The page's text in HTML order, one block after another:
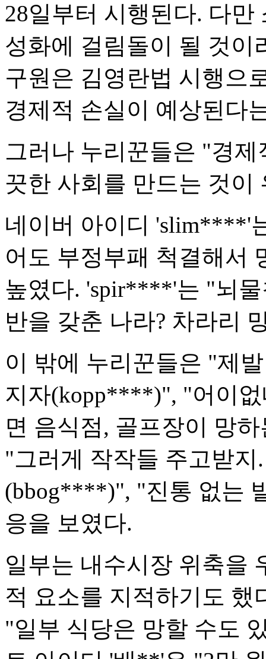
28일부터 시행된다. 다
성화에 걸림돌이 될 것이
구원은 김영란법 시행으
경제적 손실이 예상된다
그러나 누리꾼들은 "경
끗한 사회를 만드는 것이
네이버 아이디 'slim****'
어도 부정부패 척결해서
높였다. 'spir****'는 "뇌
반을 갖춘 나라? 차라리
이 밖에 누리꾼들은 "제
지자(kopp****)", "어이
면 음식점, 골프장이 망
"그러게 작작들 주고받
(bbog****)", "진통 없는
응을 보였다.
일부는 내수시장 위축을
적 요소를 지적하기도
"일부 식당은 망할 수도